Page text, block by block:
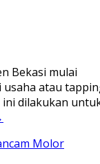
Bekasi mulai
usaha atau
ini dilakukan